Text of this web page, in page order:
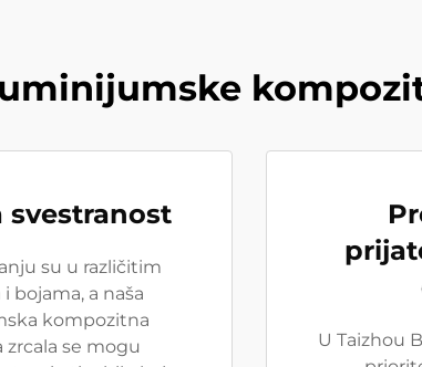
svestranost
su u različitim
bojama, a naša
kompozitna
zrcala se mogu
U Taizhou